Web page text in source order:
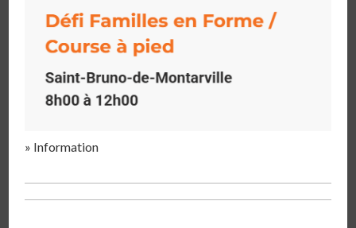
» Information